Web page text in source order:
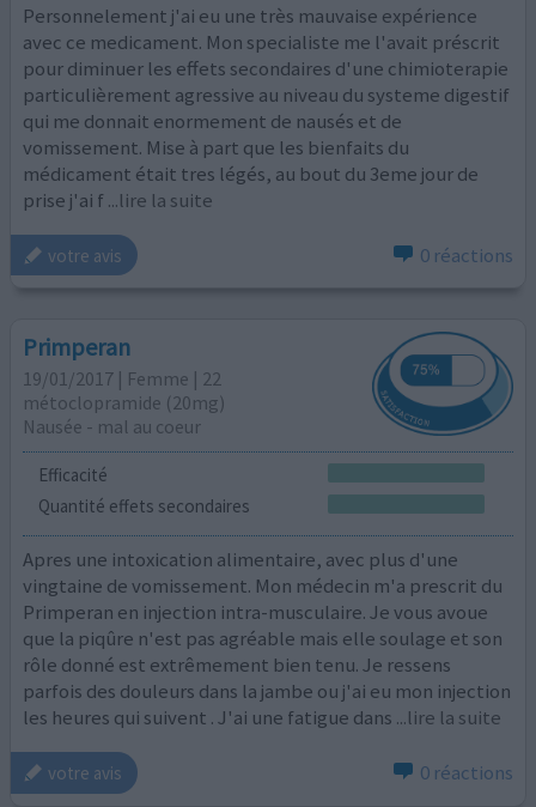
Personnelement j'ai eu une très mauvaise expérience
avec ce medicament. Mon specialiste me l'avait préscrit
pour diminuer les effets secondaires d'une chimioterapie
particulièrement agressive au niveau du systeme digestif
qui me donnait enormement de nausés et de
vomissement. Mise à part que les bienfaits du
médicament était tres légés, au bout du 3eme jour de
prise j'ai f ...lire la suite
votre avis 0 réactions
Primperan
19/01/2017 | Femme | 22
métoclopramide (20mg)
Nausée - mal au coeur
Efficacité
Quantité effets secondaires
Apres une intoxication alimentaire, avec plus d'une
vingtaine de vomissement. Mon médecin m'a prescrit du
Primperan en injection intra-musculaire. Je vous avoue
que la piqûre n'est pas agréable mais elle soulage et son
rôle donné est extrêmement bien tenu. Je ressens
parfois des douleurs dans la jambe ou j'ai eu mon injection
les heures qui suivent . J'ai une fatigue dans ...lire la suite
votre avis 0 réactions